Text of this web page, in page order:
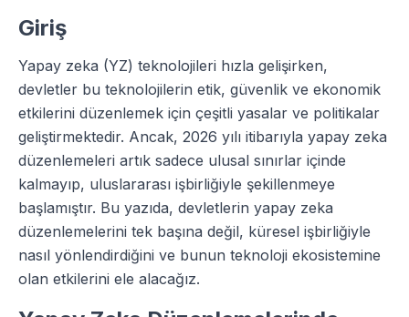
Giriş
Yapay zeka (YZ) teknolojileri hızla gelişirken,
devletler bu teknolojilerin etik, güvenlik ve ekonomik
etkilerini düzenlemek için çeşitli yasalar ve politikalar
geliştirmektedir. Ancak, 2026 yılı itibarıyla yapay zeka
düzenlemeleri artık sadece ulusal sınırlar içinde
kalmayıp, uluslararası işbirliğiyle şekillenmeye
başlamıştır. Bu yazıda, devletlerin yapay zeka
düzenlemelerini tek başına değil, küresel işbirliğiyle
nasıl yönlendirdiğini ve bunun teknoloji ekosistemine
olan etkilerini ele alacağız.